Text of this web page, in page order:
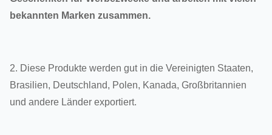
bekannten Marken zusammen.
2. Diese Produkte werden gut in die Vereinigten Staaten,
Brasilien, Deutschland, Polen, Kanada, Großbritannien
und andere Länder exportiert.